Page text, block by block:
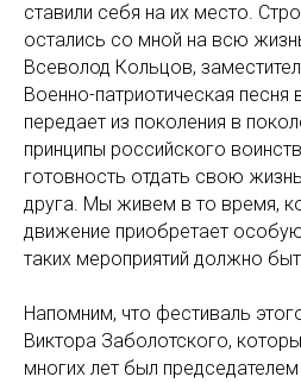
ставили себя на их место.
остались со мной на всю
Всеволод Кольцов,
Военно-патриотическая песня
передает из поколения в
принципы российского
готовность отдать свою
друга. Мы живем в то время,
движение приобретает
таких мероприятий должно
Напомним, что фестиваль
Виктора Заболотского,
многих лет был